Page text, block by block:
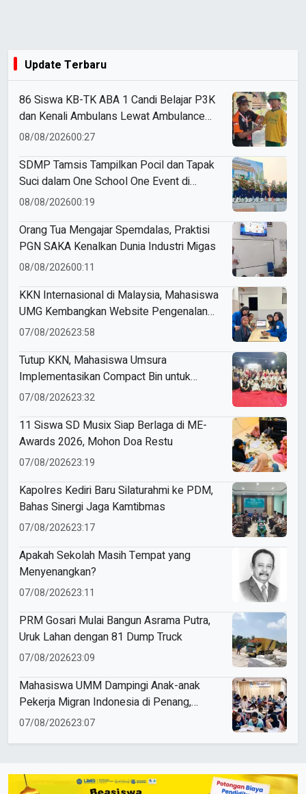
Update Terbaru
86 Siswa KB-TK ABA 1 Candi Belajar P3K
dan Kenali Ambulans Lewat Ambulance
Goes to Schools
08/08/202600:27
SDMP Tamsis Tampilkan Pocil dan Tapak
Suci dalam One School One Event di
Mojokerto
08/08/202600:19
Orang Tua Mengajar Spemdalas, Praktisi
PGN SAKA Kenalkan Dunia Industri Migas
08/08/202600:11
KKN Internasional di Malaysia, Mahasiswa
UMG Kembangkan Website Pengenalan
Budaya Indonesia
07/08/202623:58
Tutup KKN, Mahasiswa Umsura
Implementasikan Compact Bin untuk
Sampah Anorganik di Ketabang
07/08/202623:32
11 Siswa SD Musix Siap Berlaga di ME-
Awards 2026, Mohon Doa Restu
07/08/202623:19
Kapolres Kediri Baru Silaturahmi ke PDM,
Bahas Sinergi Jaga Kamtibmas
07/08/202623:17
Apakah Sekolah Masih Tempat yang
Menyenangkan?
07/08/202623:11
PRM Gosari Mulai Bangun Asrama Putra,
Uruk Lahan dengan 81 Dump Truck
07/08/202623:09
Mahasiswa UMM Dampingi Anak-anak
Pekerja Migran Indonesia di Penang,
Perkuat Literasi dan Cinta Tanah Air
07/08/202623:07